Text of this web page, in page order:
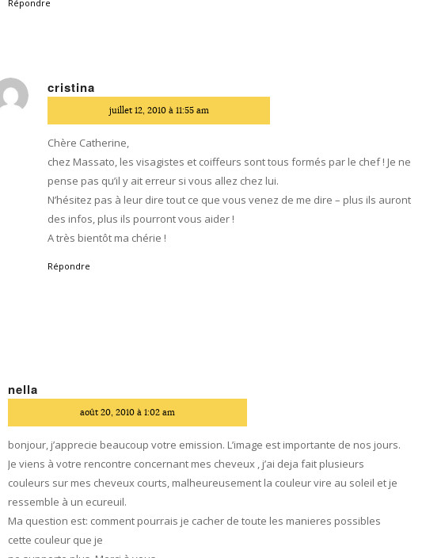
Répondre
cristina
juillet 12, 2010 à 11:55 am
Chère Catherine,
chez Massato, les visagistes et coiffeurs sont tous formés par le chef ! Je ne
pense pas qu’il y ait erreur si vous allez chez lui.
N’hésitez pas à leur dire tout ce que vous venez de me dire – plus ils auront
des infos, plus ils pourront vous aider !
A très bientôt ma chérie !
Répondre
nella
août 20, 2010 à 1:02 am
bonjour, j’apprecie beaucoup votre emission. L’image est importante de nos jours.
Je viens à votre rencontre concernant mes cheveux , j’ai deja fait plusieurs
couleurs sur mes cheveux courts, malheureusement la couleur vire au soleil et je
ressemble à un ecureuil.
Ma question est: comment pourrais je cacher de toute les manieres possibles
cette couleur que je